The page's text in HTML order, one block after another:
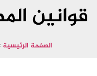
قوانين
الصفحة الرئيسية